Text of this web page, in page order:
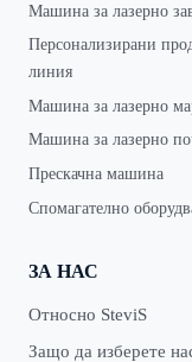
Машина за лазерно
Персонализирани
линия
Машина за лазерно
Машина за лазерно
Прескачна машина
Спомагателно
ЗА НАС
Относно SteviS
Защо да изберете